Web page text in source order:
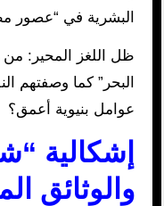
البشرية في “عصور
ظل اللغز المحير:
البحر” كما وصفتهم
عوامل بنيوية أعمق؟
إشكالية
والوثائق